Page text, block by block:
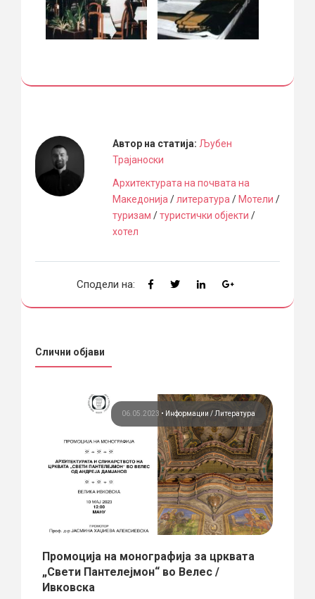
Автор на статија: Љубен
Трајаноски
Архитектурата на почвата на
Македонија / литература /Мотели /
туризам /туристички објекти /
хотел
Сподели на:
Слични објави
06.05.2023 • Информации Литература
Промоција на монографија за црквата
„Свети Пантелејмон“ во Велес /
Ивковска